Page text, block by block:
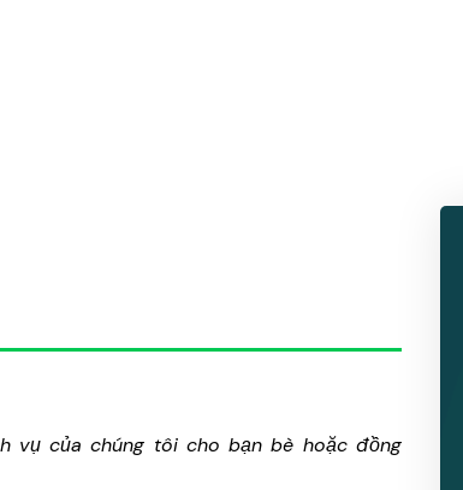
vụ của chúng tôi cho bạn bè hoặc đồng